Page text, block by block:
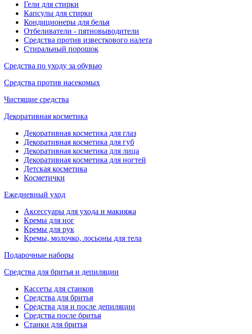
Гели для стирки
Капсулы для стирки
Кондиционеры для белья
Отбеливатели - пятновыводители
Средства против известкового налета
Стиральный порошок
Средства по уходу за обувью
Средства против насекомых
Чистящие средства
Декоративная косметика
Декоративная косметика для глаз
Декоративная косметика для губ
Декоративная косметика для лица
Декоративная косметика для ногтей
Детская косметика
Косметички
Ежедневный уход
Аксессуары для ухода и макияжа
Кремы для ног
Кремы для рук
Кремы, молочко, лосьоны для тела
Подарочные наборы
Средства для бритья и депиляции
Кассеты для станков
Средства для бритья
Средства для и после депиляции
Средства после бритья
Станки для бритья